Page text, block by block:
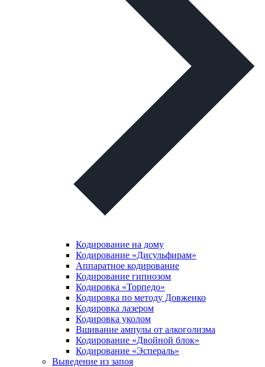
Кодирование на дому
Кодирование «Дисульфирам»
Аппаратное кодирование
Кодирование гипнозом
Кодировка «Торпедо»
Кодировка по методу Довженко
Кодировка лазером
Кодировка уколом
Вшивание ампулы от алкоголизма
Кодирование «Двойной блок»
Кодирование «Эспераль»
Выведение из запоя